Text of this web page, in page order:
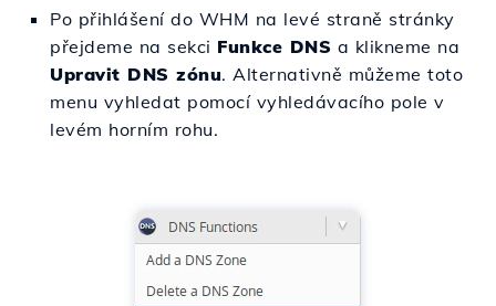
Po přihlášení do WHM na levé straně stránky
přejdeme na sekci Funkce DNS a klikneme na
Upravit DNS zónu. Alternativně můžeme toto
menu vyhledat pomocí vyhledávacího pole v
levém horním rohu.